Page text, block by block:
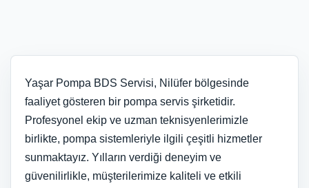
Yaşar Pompa BDS Servisi, Nilüfer bölgesinde
faaliyet gösteren bir pompa servis şirketidir.
Profesyonel ekip ve uzman teknisyenlerimizle
birlikte, pompa sistemleriyle ilgili çeşitli hizmetler
sunmaktayız. Yılların verdiği deneyim ve
güvenilirlikle, müşterilerimize kaliteli ve etkili